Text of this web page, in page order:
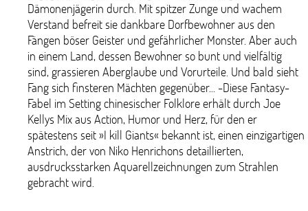
Dämonenjägerin durch. Mit spitzer Zunge und wachem
Verstand befreit sie dankbare Dorfbewohner aus den
Fängen böser Geister und gefährlicher Monster. Aber auch
in einem Land, dessen Bewohner so bunt und vielfältig
sind, grassieren Aberglaube und Vorurteile. Und bald sieht
Fang sich finsteren Mächten gegenüber... -Diese Fantasy-
Fabel im Setting chinesischer Folklore erhält durch Joe
Kellys Mix aus Action, Humor und Herz, für den er
spätestens seit »I kill Giants« bekannt ist, einen einzigartigen
Anstrich, der von Niko Henrichons detaillierten,
ausdrucksstarken Aquarellzeichnungen zum Strahlen
gebracht wird.